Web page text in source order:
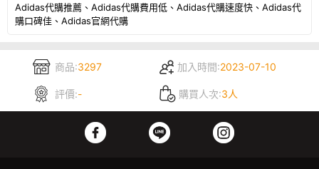
Adidas代購推薦、 Adidas代購費用低、 Adidas代購速度快、 Adidas代
購口碑佳、 Adidas官網代購
商品:3297 加入時間:2023-07-10
評價:- 購買人次:3人